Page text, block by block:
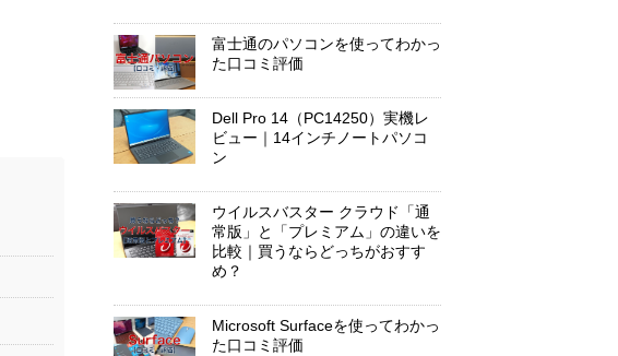
富士通のパソコンを使ってわかっ
た口コミ評価
Dell Pro 14（PC14250）実機レ
ビュー｜14インチノートパソコ
ン
ウイルスバスター クラウド「通
常版」と「プレミアム」の違いを
比較｜買うならどっちがおすす
め？
Microsoft Surfaceを使ってわかっ
た口コミ評価